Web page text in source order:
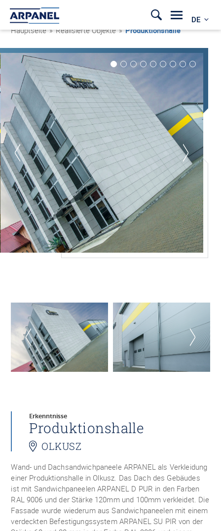
DE
Hauptseite » Realisierte Objekte »Produktionshalle
Erkenntnisse
Produktionshalle
OLKUSZ
Wand- und Dachsandwichpaneele ARPANEL als Verkleidung
einer Produktionshalle in Olkusz. Das Dach des Gebäudes
ist mit Sandwichpaneelen ARPANEL D PUR in den Farben
RAL 9006 und der Stärke 120mm und 100mm verkleidet. Die
Fassade wurde wiederum aus Sandwichpaneelen mit einem
verdeckten Befestigungssystem ARPANEL SU PIR von der